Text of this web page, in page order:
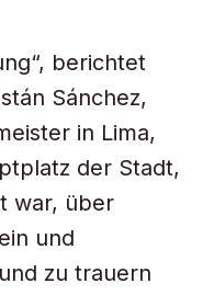
berichtet
Sánchez,
in Lima,
der Stadt,
war, über
und
zu trauern